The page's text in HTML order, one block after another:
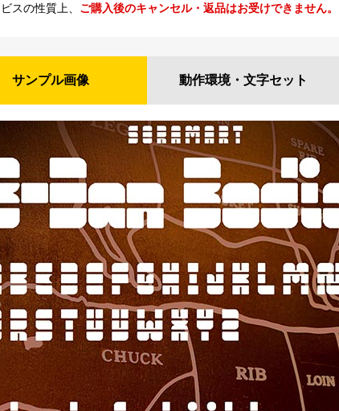
スの性質上、 ご購入後のキャンセル・返品はお受けできません。
サンプル画像 動作環境・ 文字セット